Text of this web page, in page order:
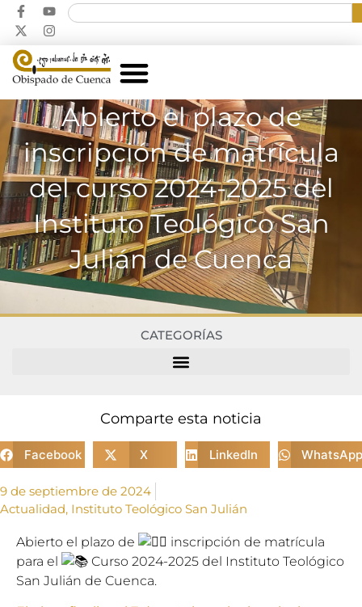
Abierto el plazo de
inscripción de matrícula
del curso 2024-2025 del
Instituto Teológico San
Julián de Cuenca
CATEGORÍAS
Comparte esta noticia
Facebook X LinkedIn WhatsApp
9 de septiembre de 2024
Actualidad, Instituto Teológico San Julián
Abierto el plazo de
inscripción de matrícula
para el
Curso 2024-2025 del Instituto Teológico
San Julián de Cuenca.